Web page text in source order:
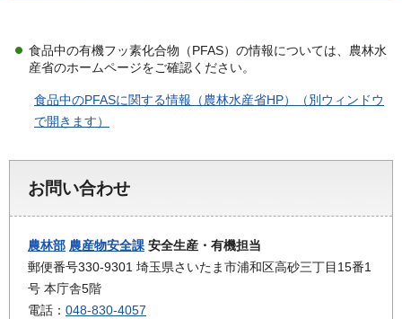
食品中の有機フッ素化合物（PFAS）の情報については、農林水
産省のホームページをご確認ください。
食品中のPFASに関する情報（農林水産省HP）（別ウィンドウ
で開きます）
お問い合わせ
農林部 農産物安全課 安全生産・有機担当
郵便番号330-9301 埼玉県さいたま市浦和区高砂三丁目15番1
号 本庁舎5階
電話： 048-830-4057